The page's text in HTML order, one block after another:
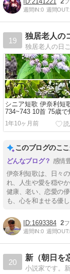
週間IN:0 週間OUT:
19
独居老人の
シニア短歌 伊奈利短
734~743 10首 75歳で
デビュー 短歌は高齢
の体操
1年10ヶ月前
このブログのこ
感情
伊奈利短歌は、日々
れ、人生や愛を穏や
健康、老い、恋愛の
も、心を和ませる優
1693384 2
週間IN:0 週間OUT:
20
新（朝日を